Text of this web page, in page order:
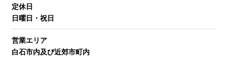
定休日
日曜日・祝日
営業エリア
白石市内及び近郊市町内